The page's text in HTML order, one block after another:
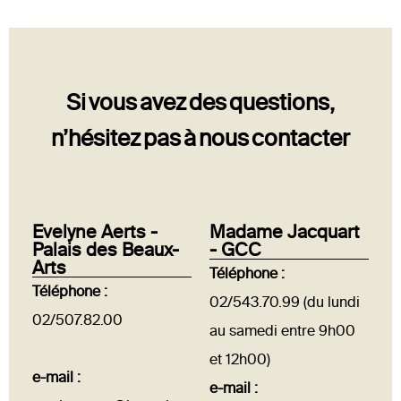
Si vous avez des questions,
n’hésitez pas à nous contacter
Evelyne Aerts -
Palais des Beaux-
Arts
Téléphone :
02/507.82.00
e-mail :
Madame Jacquart
- GCC
Téléphone :
02/543.70.99 (du lundi
au samedi entre 9h00
et 12h00)
e-mail :